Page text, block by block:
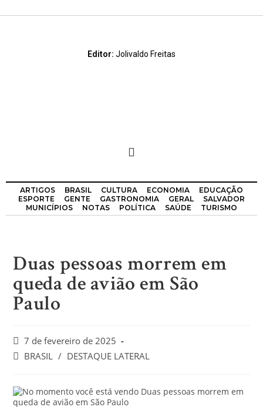
Editor: Jolivaldo Freitas
ARTIGOS BRASIL CULTURA ECONOMIA
EDUCAÇÃO
ESPORTE
GENTE GASTRONOMIA GERAL
SALVADOR
MUNICÍPIOS
NOTAS POLÍTICA SAÚDE TURISMO
Duas pessoas morrem em
queda de avião em São
Paulo
7 de fevereiro de 2025
BRASIL / DESTAQUE LATERAL